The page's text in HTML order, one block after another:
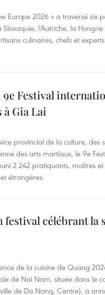
Europe 2026 » a traversé six
l'Autriche, la
culinaires, chefs et
Festival
Gia Lai
provincial de la culture, des
des arts martiaux, le 9e
2 242 pratiquants, maîtres et
étrangères.
festival célébrant la
de la cuisine de Quang
de Nai Nam, située dans le
de Da Nang, Centre), a